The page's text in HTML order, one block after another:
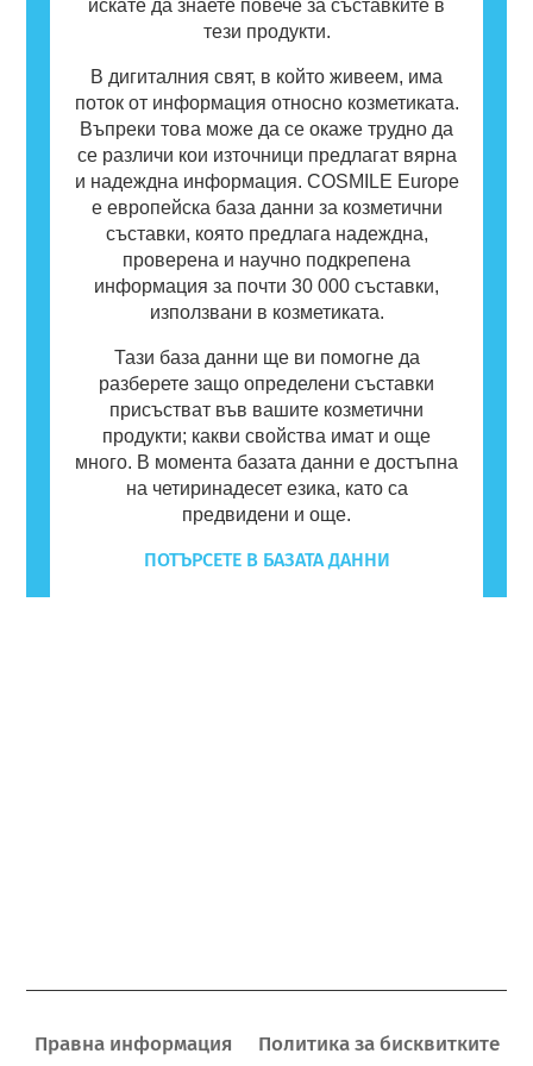
искате да знаете повече за съставките в
тези продукти.
В дигиталния свят, в който живеем, има
поток от информация относно козметиката.
Въпреки това може да се окаже трудно да
се различи кои източници предлагат вярна
и надеждна информация. COSMILE Europe
е европейска база данни за козметични
съставки, която предлага надеждна,
проверена и научно подкрепена
информация за почти 30 000 съставки,
използвани в козметиката.
Тази база данни ще ви помогне да
разберете защо определени съставки
присъстват във вашите козметични
продукти; какви свойства имат и още
много. В момента базата данни е достъпна
на четиринадесет езика, като са
предвидени и още.
ПОТЪРСЕТЕ В БАЗАТА ДАННИ
Правна информация Политика за бисквитките